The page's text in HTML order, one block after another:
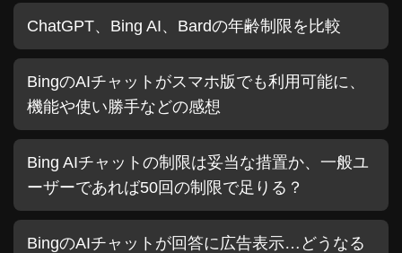
ChatGPT、Bing AI、Bardの年齢制限を比較
BingのAIチャットがスマホ版でも利用可能に、
機能や使い勝手などの感想
Bing AIチャットの制限は妥当な措置か、一般ユ
ーザーであれば50回の制限で足りる？
BingのAIチャットが回答に広告表示…どうなる